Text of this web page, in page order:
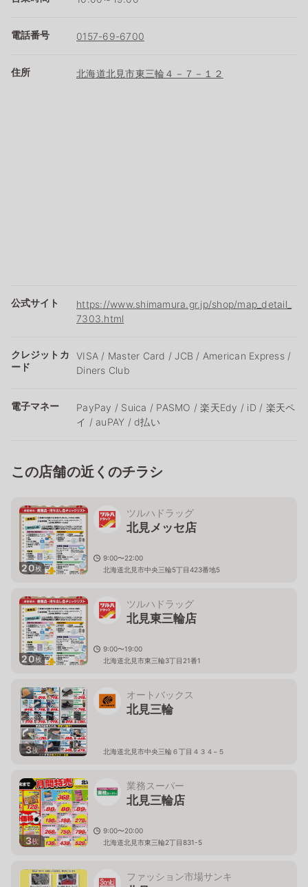
電話番号 0157-69-6700
住所 北海道北見市東三輪４－７－１２
公式サイト
https://www.shimamura.gr.jp/shop/map_detail_
7303.html
クレジットカ
ード
VISA / Master Card / JCB / American Express /
Diners Club
電子マネー
PayPay / Suica / PASMO / 楽天Edy / iD / 楽天ペ
イ / auPAY / d払い
この店舗の近くのチラシ
20枚
ツルハドラッグ
北見メッセ店
9:00〜22:00
北海道北見市中央三輪5丁目423番地5
20枚
ツルハドラッグ
北見東三輪店
9:00〜19:00
北海道北見市東三輪3丁目21番1
3枚
オートバックス
北見三輪
北海道北見市中央三輪６丁目４３４−５
3枚
業務スーパー
北見三輪店
9:00〜20:00
北海道北見市東三輪2丁目831-5
ファッション市場サンキ